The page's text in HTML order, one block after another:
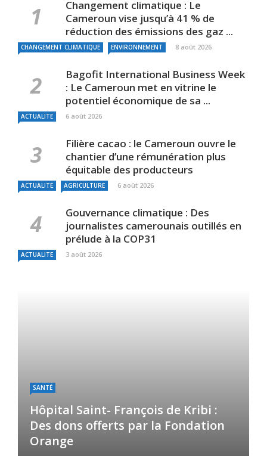
Changement climatique : Le
Cameroun vise jusqu’à 41 % de
réduction des émissions des gaz ...
CHANGEMENT CLIMATIQUE ENVIRONNEMENT 8 août 2026
Bagofit International Business Week
: Le Cameroun met en vitrine le
potentiel économique de sa ...
ACTUALITE 6 août 2026
Filière cacao : le Cameroun ouvre le
chantier d’une rémunération plus
équitable des producteurs
ACTUALITE AGRICULTURE 6 août 2026
Gouvernance climatique : Des
journalistes camerounais outillés en
prélude à la COP31
ACTUALITE 3 août 2026
SANTÉ
Hôpital Saint- François de Kribi :
Des dons offerts par la Fondation
Orange